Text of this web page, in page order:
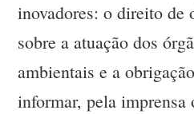
inovadores: o direito de
sobre a atuação dos
ambientais e a
informar, pela